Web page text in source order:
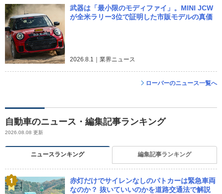
武器は「最小限のモディファイ」。MINI JCW
が全米ラリー3位で証明した市販モデルの真価
2026.8.1｜業界ニュース
ローバーのニュース一覧へ
自動車のニュース・編集記事ランキング
2026.08.08 更新
ニュースランキング 編集記事ランキング
赤灯だけでサイレンなしのパトカーは緊急車両
なのか？ 抜いていいのかを道路交通法で解説